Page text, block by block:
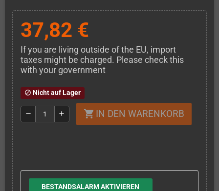
37,82 €
If you are living outside of the EU, import
taxes might be charged. Please check this
with your government
block Nicht auf Lager
remove add shopping_cart IN DEN WARENKORB
BESTANDSALARM AKTIVIEREN